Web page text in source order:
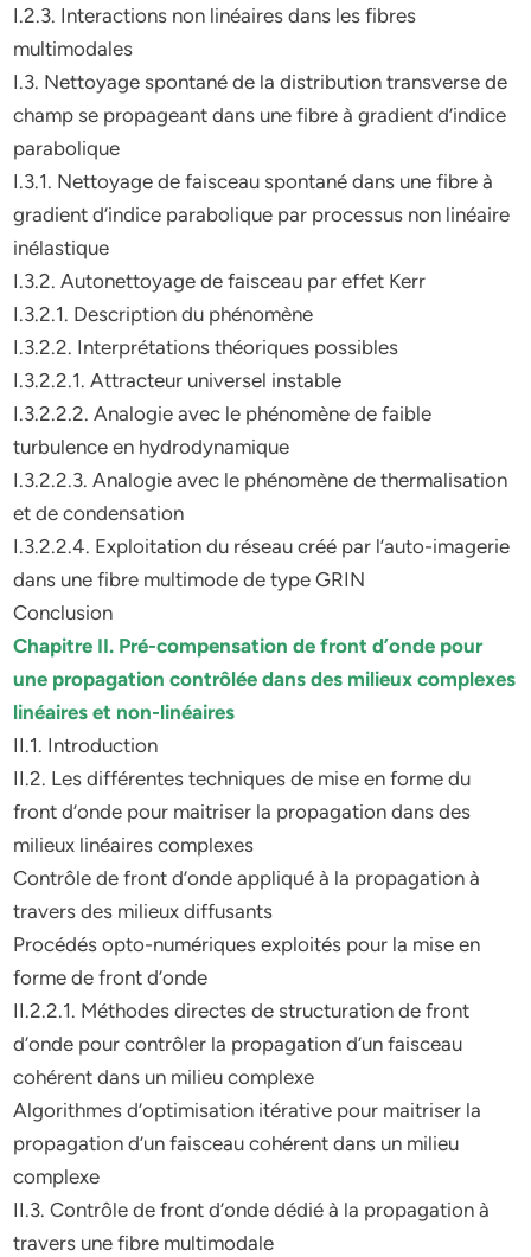
I.2.3. Interactions non linéaires dans les fibres
multimodales
I.3. Nettoyage spontané de la distribution transverse de
champ se propageant dans une fibre à gradient d’indice
parabolique
I.3.1. Nettoyage de faisceau spontané dans une fibre à
gradient d’indice parabolique par processus non linéaire
inélastique
I.3.2. Autonettoyage de faisceau par effet Kerr
I.3.2.1. Description du phénomène
I.3.2.2. Interprétations théoriques possibles
I.3.2.2.1. Attracteur universel instable
I.3.2.2.2. Analogie avec le phénomène de faible
turbulence en hydrodynamique
I.3.2.2.3. Analogie avec le phénomène de thermalisation
et de condensation
I.3.2.2.4. Exploitation du réseau créé par l’auto-imagerie
dans une fibre multimode de type GRIN
Conclusion
Chapitre II. Pré-compensation de front d’onde pour
une propagation contrôlée dans des milieux complexes
linéaires et non-linéaires
II.1. Introduction
II.2. Les différentes techniques de mise en forme du
front d’onde pour maitriser la propagation dans des
milieux linéaires complexes
Contrôle de front d’onde appliqué à la propagation à
travers des milieux diffusants
Procédés opto-numériques exploités pour la mise en
forme de front d’onde
II.2.2.1. Méthodes directes de structuration de front
d’onde pour contrôler la propagation d’un faisceau
cohérent dans un milieu complexe
Algorithmes d’optimisation itérative pour maitriser la
propagation d’un faisceau cohérent dans un milieu
complexe
II.3. Contrôle de front d’onde dédié à la propagation à
travers une fibre multimodale